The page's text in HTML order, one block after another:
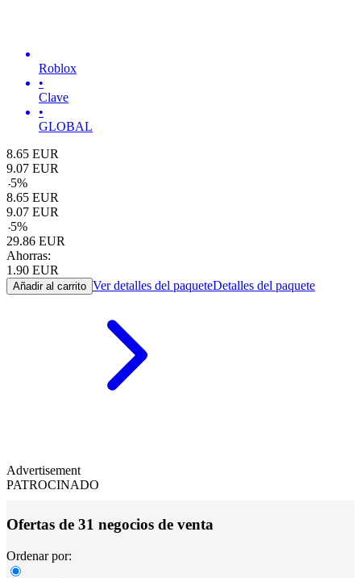
Roblox
•
Clave
•
GLOBAL
8.65 EUR
9.07 EUR
-5%
8.65 EUR
9.07 EUR
-5%
29.86 EUR
Ahorras:
1.90 EUR
Añadir al carrito Ver detalles del paqueteDetalles del paquete
Advertisement
PATROCINADO
Ofertas de 31 negocios de venta
Ordenar por: